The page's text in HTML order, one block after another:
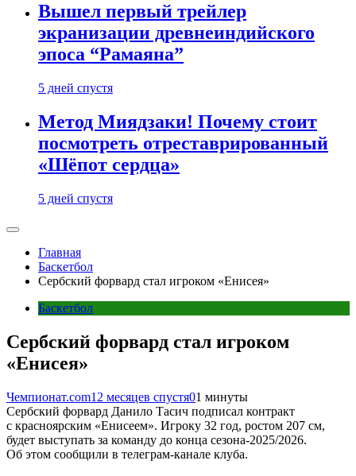
Вышел первый трейлер
экранизации древнеиндийского
эпоса “Рамаяна”
5 дней спустя
Метод Миядзаки! Почему стоит
посмотреть отреставрированный
«Шёпот сердца»
5 дней спустя
Главная
Баскетбол
Сербский форвард стал игроком «Енисея»
Баскетбол
Сербский форвард стал игроком
«Енисея»
Чемпионат.com12 месяцев спустя01 минуты
Сербский форвард Данило Тасич подписал контракт
с красноярским «Енисеем». Игроку 32 год, ростом 207 см,
будет выступать за команду до конца сезона-2025/2026.
Об этом сообщили в телеграм-канале клуба.